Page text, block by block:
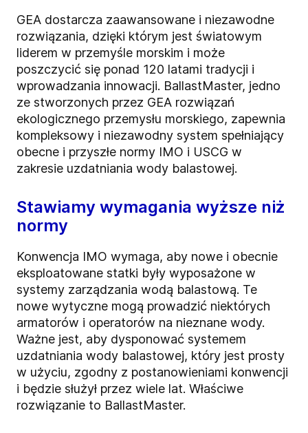
GEA dostarcza zaawansowane i niezawodne
rozwiązania, dzięki którym jest światowym
liderem w przemyśle morskim i może
poszczycić się ponad 120 latami tradycji i
wprowadzania innowacji. BallastMaster, jedno
ze stworzonych przez GEA rozwiązań
ekologicznego przemysłu morskiego, zapewnia
kompleksowy i niezawodny system spełniający
obecne i przyszłe normy IMO i USCG w
zakresie uzdatniania wody balastowej.
Stawiamy wymagania wyższe niż
normy
Konwencja IMO wymaga, aby nowe i obecnie
eksploatowane statki były wyposażone w
systemy zarządzania wodą balastową. Te
nowe wytyczne mogą prowadzić niektórych
armatorów i operatorów na nieznane wody.
Ważne jest, aby dysponować systemem
uzdatniania wody balastowej, który jest prosty
w użyciu, zgodny z postanowieniami konwencji
i będzie służył przez wiele lat. Właściwe
rozwiązanie to BallastMaster.